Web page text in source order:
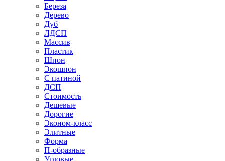
Береза
Дерево
Дуб
ЛДСП
Массив
Пластик
Шпон
Экошпон
С патиной
ДСП
Стоимость
Дешевые
Дорогие
Эконом-класс
Элитные
Форма
П-образные
Угловые